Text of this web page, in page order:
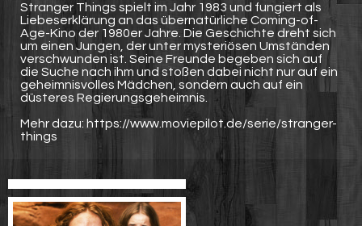
Stranger Things spielt im Jahr 1983 und fungiert als
Liebeserklärung an das übernatürliche Coming-of-
Age-Kino der 1980er Jahre. Die Geschichte dreht sich
um einen Jungen, der unter mysteriösen Umständen
verschwunden ist. Seine Freunde begeben sich auf
die Suche nach ihm und stoßen dabei nicht nur auf ein
geheimnisvolles Mädchen, sondern auch auf ein
düsteres Regierungsgeheimnis.
Mehr dazu: https://www.moviepilot.de/serie/stranger-
things